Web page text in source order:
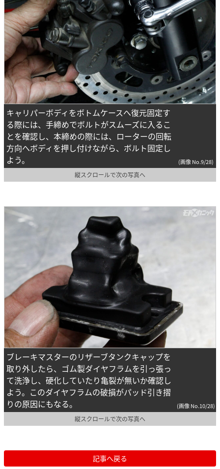
キャリパーボディをボトムケースへ復元固定す
る際には、手締めでボルトがスムーズに入るこ
とを確認し、本締めの際には、ローターの回転
方向へボディを押し付けながら、ボルト固定し
よう。
(画像 No.9/28)
縦スクロールで次の写真へ
ブレーキマスターのリザーブタンクキャップを
取り外したら、ゴム製ダイヤフラムを引っ張っ
て洗浄し、硬化していたり亀裂が無いか確認し
よう。このダイヤフラムの破損がパッド引き摺
りの原因にもなる。
(画像 No.10/28)
縦スクロールで次の写真へ
記事へ戻る